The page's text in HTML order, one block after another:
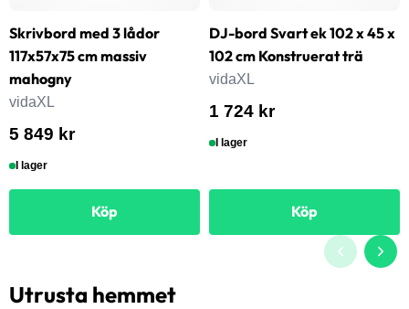
Skrivbord med 3 lådor
117x57x75 cm massiv
mahogny
vidaXL
5 849 kr
I lager
Köp
DJ-bord Svart ek 102 x 45 x
102 cm Konstruerat trä
vidaXL
1 724 kr
I lager
Köp
Utrusta hemmet